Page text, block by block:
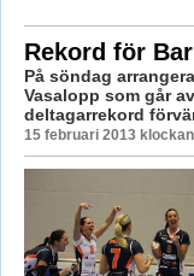
Rekord för
På söndag
Vasalopp som går
deltagarrekord
15 februari 2013